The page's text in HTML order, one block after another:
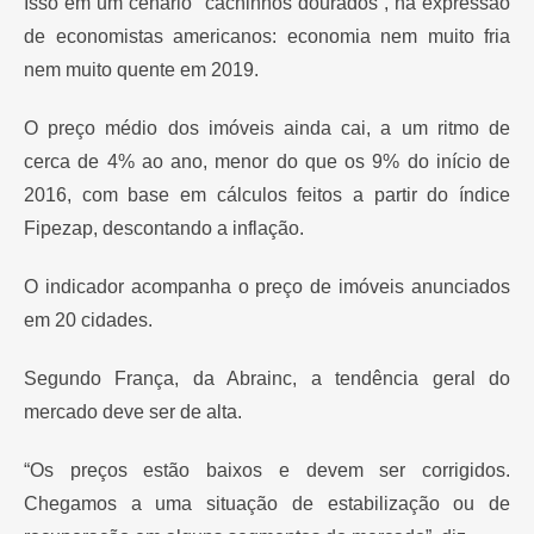
de economistas americanos: economia nem muito fria
nem muito quente em 2019.
O preço médio dos imóveis ainda cai, a um ritmo de
cerca de 4% ao ano, menor do que os 9% do início de
2016, com base em cálculos feitos a partir do índice
Fipezap, descontando a inflação.
O indicador acompanha o preço de imóveis anunciados
em 20 cidades.
Segundo França, da Abrainc, a tendência geral do
mercado deve ser de alta.
“Os preços estão baixos e devem ser corrigidos.
Chegamos a uma situação de estabilização ou de